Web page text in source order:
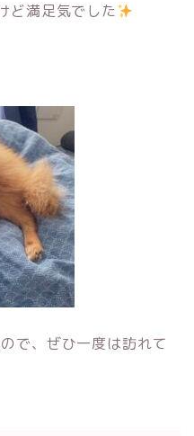
ど満足気でした
で、ぜひ一度は訪れて